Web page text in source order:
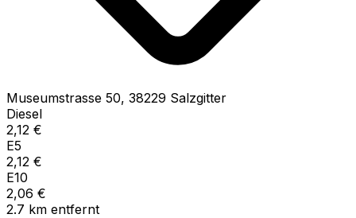
Museumstrasse 50, 38229 Salzgitter
Diesel
2,12 €
E5
2,12 €
E10
2,06 €
2.7 km entfernt